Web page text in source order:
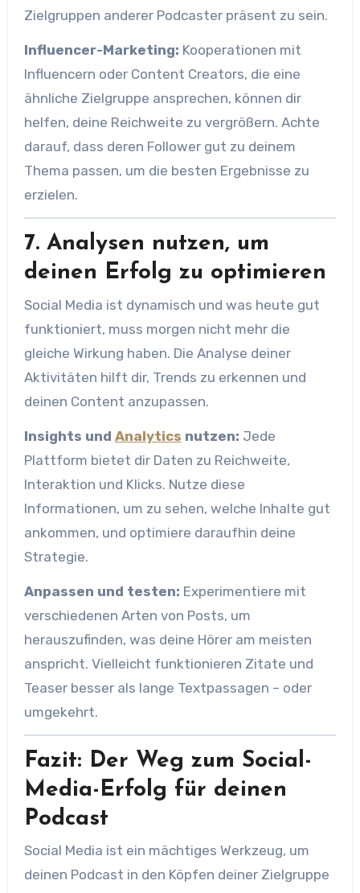
Zielgruppen anderer Podcaster präsent zu sein.
Influencer-Marketing: Kooperationen mit
Influencern oder Content Creators, die eine
ähnliche Zielgruppe ansprechen, können dir
helfen, deine Reichweite zu vergrößern. Achte
darauf, dass deren Follower gut zu deinem
Thema passen, um die besten Ergebnisse zu
erzielen.
7. Analysen nutzen, um
deinen Erfolg zu optimieren
Social Media ist dynamisch und was heute gut
funktioniert, muss morgen nicht mehr die
gleiche Wirkung haben. Die Analyse deiner
Aktivitäten hilft dir, Trends zu erkennen und
deinen Content anzupassen.
Insights und Analytics nutzen: Jede
Plattform bietet dir Daten zu Reichweite,
Interaktion und Klicks. Nutze diese
Informationen, um zu sehen, welche Inhalte gut
ankommen, und optimiere daraufhin deine
Strategie.
Anpassen und testen: Experimentiere mit
verschiedenen Arten von Posts, um
herauszufinden, was deine Hörer am meisten
anspricht. Vielleicht funktionieren Zitate und
Teaser besser als lange Textpassagen – oder
umgekehrt.
Fazit: Der Weg zum Social-
Media-Erfolg für deinen
Podcast
Social Media ist ein mächtiges Werkzeug, um
deinen Podcast in den Köpfen deiner Zielgruppe